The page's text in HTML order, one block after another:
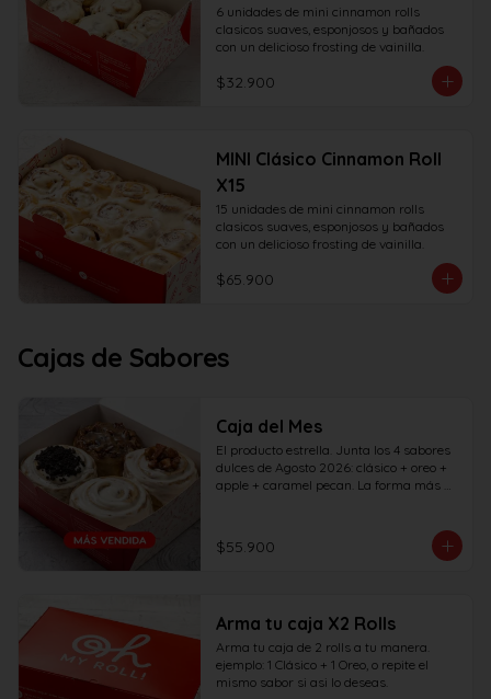
6 unidades de mini cinnamon rolls
clasicos suaves, esponjosos y bañados
con un delicioso frosting de vainilla.
$32.900
MINI Clásico Cinnamon Roll
X15
15 unidades de mini cinnamon rolls
clasicos suaves, esponjosos y bañados
con un delicioso frosting de vainilla.
$65.900
Cajas de Sabores
Caja del Mes
El producto estrella. Junta los 4 sabores
dulces de Agosto 2026: clásico + oreo +
apple + caramel pecan. La forma más
vayan!
$55.900
Arma tu caja X2 Rolls
Arma tu caja de 2 rolls a tu manera.
ejemplo: 1 Clásico + 1 Oreo, o repite el
mismo sabor si asi lo deseas.